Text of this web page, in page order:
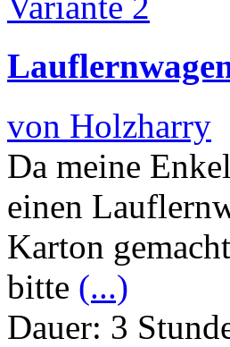
von Holzharry
Da meine
einen
Karton
bitte (...)
Dauer: 3